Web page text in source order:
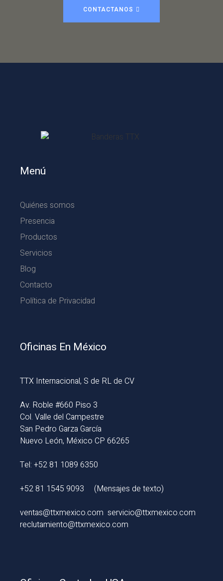
CONTACTANOS
Menú
Quiénes somos
Presencia
Productos
Servicios
Blog
Contacto
Política de Privacidad
Oficinas En México
TTX Internacional, S de RL de CV
Av. Roble #660 Piso 3
Col. Valle del Campestre
San Pedro Garza García
Nuevo León, México CP 66265
Tel: +52 81 1089 6350
+52 81 1545 9093
(Mensajes de texto)
ventas@ttxmexico.com servicio@ttxmexico.com
reclutamiento@ttxmexico.com